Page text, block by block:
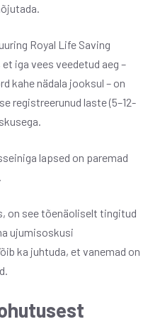
Royal Life Saving
iga vees veedetud aeg –
kahe nädala jooksul – on
registreerunud laste (5–12-
lapsed on paremad
on see tõenäoliselt tingitud
ujumisoskusi
ka juhtuda, et vanemad on